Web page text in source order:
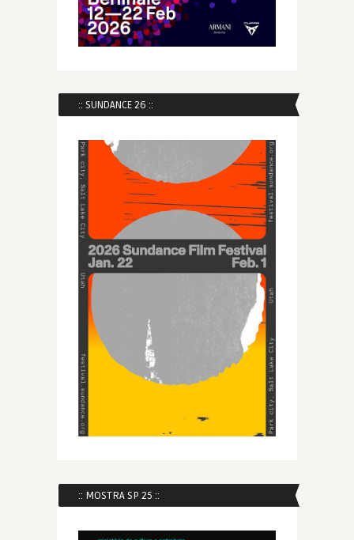
:: SUNDANCE 26 ::
:: MOSTRA SP 25 ::